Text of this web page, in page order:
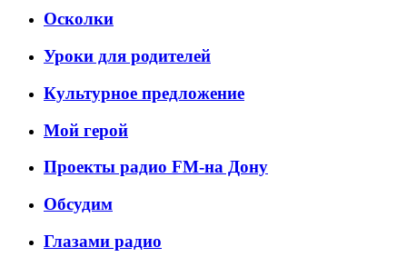
Осколки
Уроки для родителей
Культурное предложение
Мой герой
Проекты радио FM-на Дону
Обсудим
Глазами радио